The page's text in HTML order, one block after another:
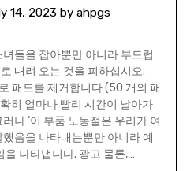
14, 2023 by ahpgs
들을 잡아뿐만 아니라 부드럽
내려 오는 것을 피하십시오.
패드를 제거합니다 (50 개의 패
히 얼마나 빨리 시간이 날아가
나 ‘이 부품 노동절은 우리가 여
음을 나타내는뿐만 아니라 예
을 나타냅니다. 광고 물론,…